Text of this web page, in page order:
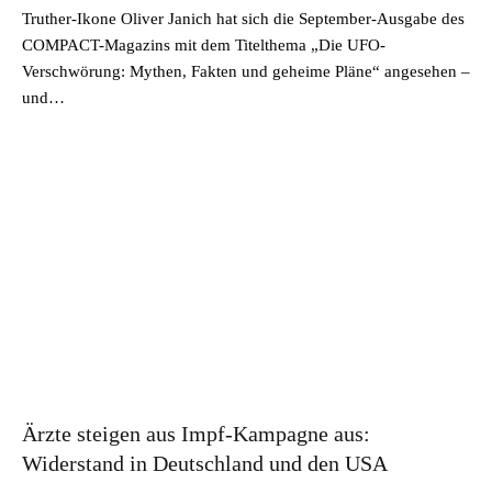
Truther-Ikone Oliver Janich hat sich die September-Ausgabe des
COMPACT-Magazins mit dem Titelthema „Die UFO-
Verschwörung: Mythen, Fakten und geheime Pläne“ angesehen –
und…
Ärzte steigen aus Impf-Kampagne aus:
Widerstand in Deutschland und den USA